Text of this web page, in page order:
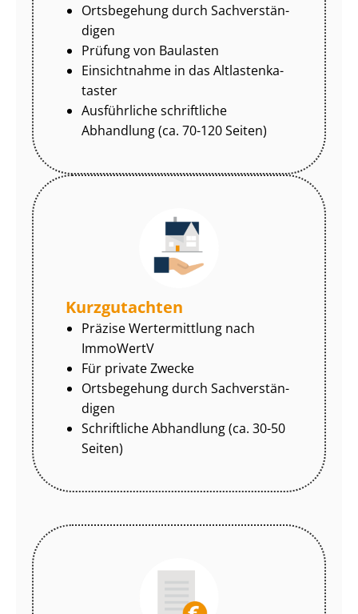
Ortsbegehung durch Sach­ver­stän­
di­gen
Prüfung von Baulasten
Einsichtnahme in das Alt­las­ten­ka­
tas­ter
Ausführliche schriftliche
Abhandlung (ca. 70-120 Seiten)
Kurzgutachten
Präzise Wertermittlung nach
ImmoWertV
Für private Zwecke
Ortsbegehung durch Sach­ver­stän­
di­gen
Schriftliche Abhandlung (ca. 30-50
Seiten)